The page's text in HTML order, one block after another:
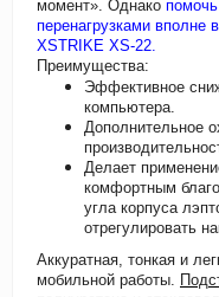
момент». Однако
перенагрузками
XSTRIKE XS-22.
Преимущества:
Эффективное
компьютера.
Дополнительное
Делает
комфортным
угла корпуса
отрегулировать
Аккуратная, тонкая и
мобильной работы.